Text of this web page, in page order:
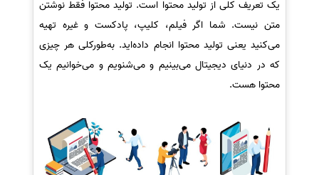
یک تعریف کلی از تولید محتوا است. تولید محتوا فقط نوشتن
متن نیست. شما اگر فیلم، کلیپ، پادکست و غیره تهیه
می‌کنید یعنی تولید محتوا انجام داده‌اید. به‌طورکلی هر چیزی
که در دنیای دیجیتال می‌بینیم و می‌شنویم و می‌خوانیم یک
محتوا هست.